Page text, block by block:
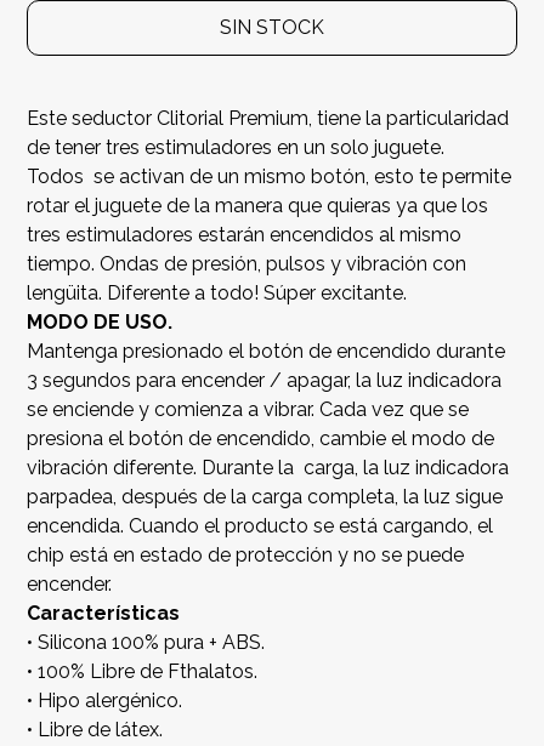
SIN STOCK
Este seductor Clitorial Premium, tiene la particularidad
de tener tres estimuladores en un solo juguete.
Todos se activan de un mismo botón, esto te permite
rotar el juguete de la manera que quieras ya que los
tres estimuladores estarán encendidos al mismo
tiempo. Ondas de presión, pulsos y vibración con
lengüita. Diferente a todo! Súper excitante.
MODO DE USO.
Mantenga presionado el botón de encendido durante
3 segundos para encender / apagar, la luz indicadora
se enciende y comienza a vibrar. Cada vez que se
presiona el botón de encendido, cambie el modo de
vibración diferente. Durante la carga, la luz indicadora
parpadea, después de la carga completa, la luz sigue
encendida. Cuando el producto se está cargando, el
chip está en estado de protección y no se puede
encender.
Características
• Silicona 100% pura + ABS.
• 100% Libre de Fthalatos.
• Hipo alergénico.
• Libre de látex.